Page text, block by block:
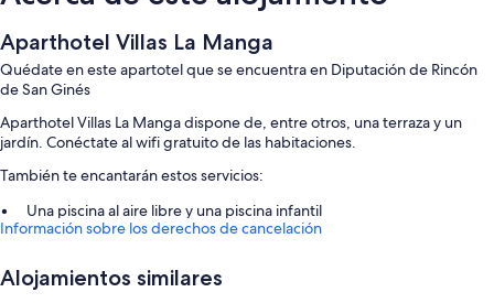
Aparthotel Villas La Manga
Quédate en este apartotel que se encuentra en Diputación de Rincón
de San Ginés
Aparthotel Villas La Manga dispone de, entre otros, una terraza y un
jardín. Conéctate al wifi gratuito de las habitaciones.
También te encantarán estos servicios:
Una piscina al aire libre y una piscina infantil
Aparcamiento gratis
Un servicio de recepción las 24 horas, consigna de equipaje y
asistencia turística y para la compra de entradas
Información sobre los derechos de cancelación
Alojamientos similares